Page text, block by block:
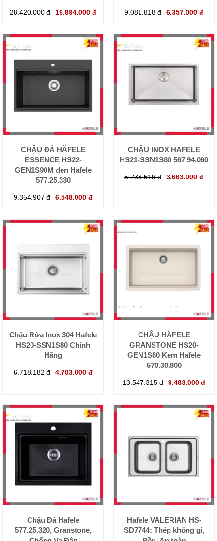
28.420.000 đ 19.894.000 đ 9.081.818 đ 6.357.000 đ
CHẬU ĐÁ HÄFELE
ESSENCE HS22-
GEN1S90M đen Hafele
577.25.330
9.354.907 đ 6.548.000 đ
CHẬU INOX HAFELE
HS21-SSN1S80 567.94.060
5.233.519 đ 3.663.000 đ
Chậu Rửa Inox 304 Hafele
HS20-SSN1S80 Chính
Hãng
6.718.182 đ 4.703.000 đ
CHẬU HÄFELE
GRANSTONE HS20-
GEN1S80 Kem Hafele
570.30.800
13.547.315 đ 9.483.000 đ
Chậu Đá Hafele
577.25.320, Granstone,
Hafele VALERIAN HS-
SD7744: Thép không gỉ,